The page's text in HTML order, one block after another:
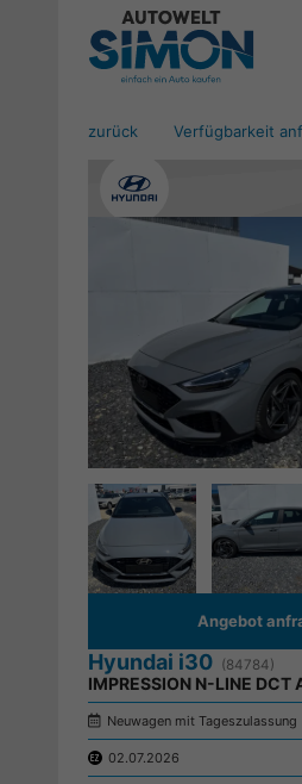
zurück Verfügbarkeit
Angebot
(84784)
Hyundai i30
Neuwagen mit Tageszulassung
02.07.2026